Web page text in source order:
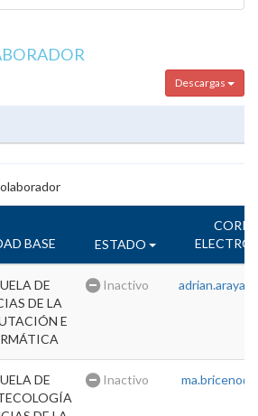
Descargas
BASE ESTADO
DE
DE LA
E
Inactivo
DE
Inactivo